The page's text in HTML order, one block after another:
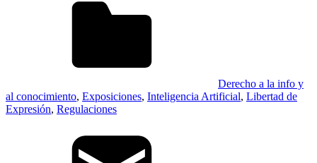
Derecho a la info y
al conocimiento, Exposiciones, Inteligencia Artificial, Libertad de
Expresión, Regulaciones